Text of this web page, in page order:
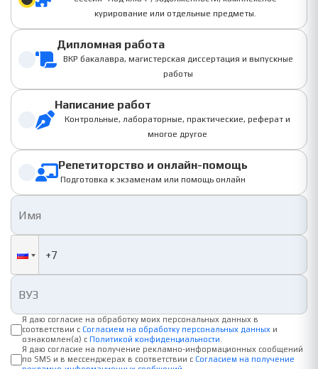
курирование или отдельные предметы.
Дипломная работа
ВКР бакалавра, магистерская диссертация и выпускные
работы
Написание работ
Контрольные, лабораторные, практические, реферат и
многое другое
Репетиторство и онлайн-помощь
Подготовка к экзаменам или помощь онлайн
Я даю согласие на обработку моих персональных данных в
соответствии с Согласием на обработку персональных данных и
ознакомлен(а) с Политикой конфиденциальности
Я даю согласие на получение рекламно-информационных сообщений
по SMS и в мессенджерах в соответствии с Согласием на получение